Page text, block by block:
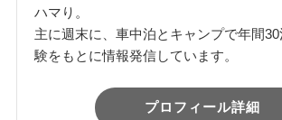
ハマり。
主に週末に、車中泊とキャンプで年間
験をもとに情報発信しています。
プロフィール詳細